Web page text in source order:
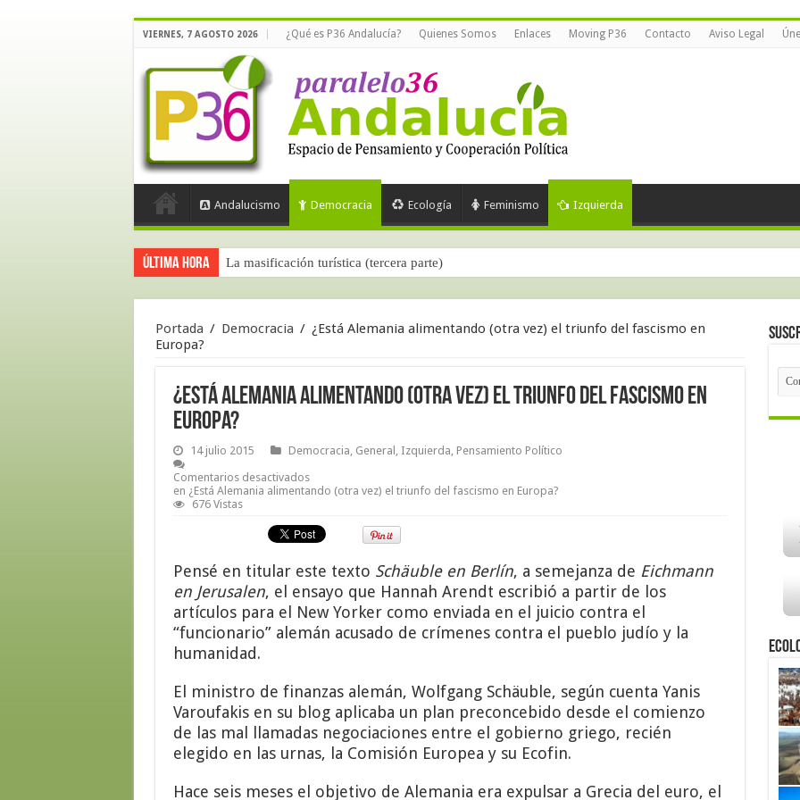
VIERNES, 7 AGOSTO 2026 ¿Qué es P36 Andalucía? Quienes Somos Enlaces Moving P36 Contacto Aviso Legal
Andalucismo Democracia Ecología Feminismo Izquierda
Última hora La masificación turística (tercera parte)
Portada / Democracia / ¿Está Alemania alimentando (otra vez) el triunfo del fascismo en
Europa?
¿Está Alemania alimentando (otra vez) el triunfo del fascismo en
Europa?
14 julio 2015 Democracia, General , Izquierda, Pensamiento Político
Comentarios desactivados
en ¿Está Alemania alimentando (otra vez) el triunfo del fascismo en Europa?
676 Vistas
Pensé en titular este texto Schäuble en Berlín, a semejanza de Eichmann
en Jerusalen, el ensayo que Hannah Arendt escribió a partir de los
artículos para el New Yorker como enviada en el juicio contra el
“funcionario” alemán acusado de crímenes contra el pueblo judío y la
humanidad.
El ministro de finanzas alemán, Wolfgang Schäuble, según cuenta Yanis
Varoufakis en su blog aplicaba un plan preconcebido desde el comienzo
de las mal llamadas negociaciones entre el gobierno griego, recién
elegido en las urnas, la Comisión Europea y su Ecofin.
Hace seis meses el objetivo de Alemania era expulsar a Grecia del euro, el